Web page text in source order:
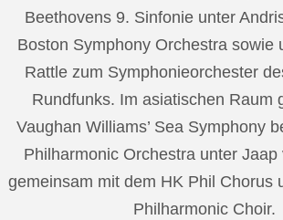
Beethovens 9. Sinfonie unter
Boston Symphony Orchestra sowie
Rattle zum Symphonieorchester
Rundfunks. Im asiatischen Raum
Vaughan Williams’ Sea Symphony
Philharmonic Orchestra unter
gemeinsam mit dem HK Phil Chorus
Philharmonic Choir.